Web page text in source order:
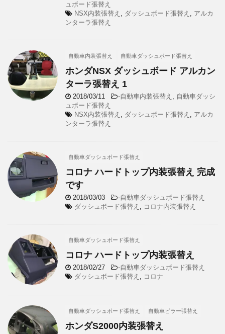
ュボード張替え
NSX内装張替え , ダッシュボード張替え , アルカ
ンターラ張替え
自動車内装張替え 自動車ダッシュボード張替え
ホンダNSX ダッシュボード アルカン
ターラ張替え 1
2018/03/11 -自動車内装張替え , 自動車ダッシ
ュボード張替え
NSX内装張替え , ダッシュボード張替え , アルカ
ンターラ張替え
自動車ダッシュボード張替え
コロナ ハードトップ内装張替え 完成
です
2018/03/03 -自動車ダッシュボード張替え
ダッシュボード張替え , コロナ内装張替え
自動車ダッシュボード張替え
コロナ ハードトップ内装張替え
2018/02/27 -自動車ダッシュボード張替え
ダッシュボード張替え , コロナ
自動車ダッシュボード張替え 自動車ピラー張替え
ホンダS2000内装張替え